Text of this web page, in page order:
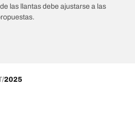
las llantas debe ajustarse a las
2025